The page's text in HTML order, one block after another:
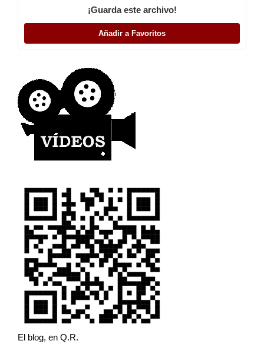
¡Guarda este archivo!
Añadir a Favoritos
El blog, en Q.R.